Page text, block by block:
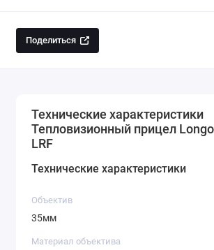
Поделиться
Технические характеристики
Тепловизионный прицел
LRF
Технические характеристики
Объектив
35мм
Материал объектива